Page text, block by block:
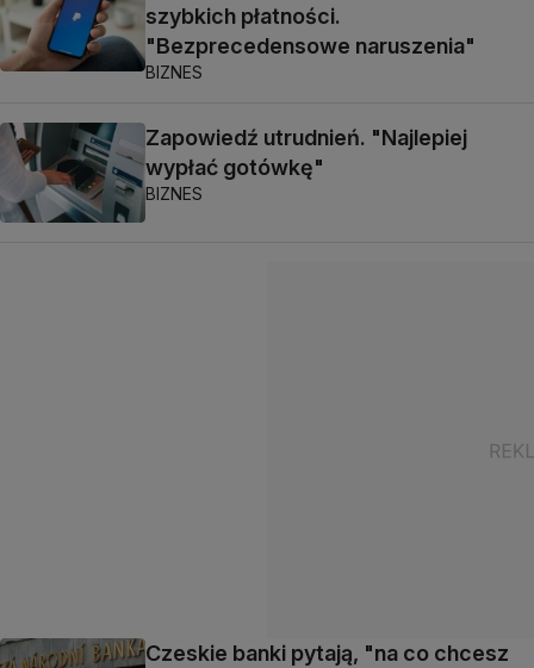
szybkich płatności.
"Bezprecedensowe naruszenia"
BIZNES
Zapowiedź utrudnień. "Najlepiej
wypłać gotówkę"
BIZNES
Czeskie banki pytają, "na co chcesz